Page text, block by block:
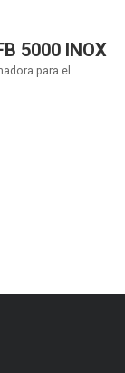
5000 INOX
para el